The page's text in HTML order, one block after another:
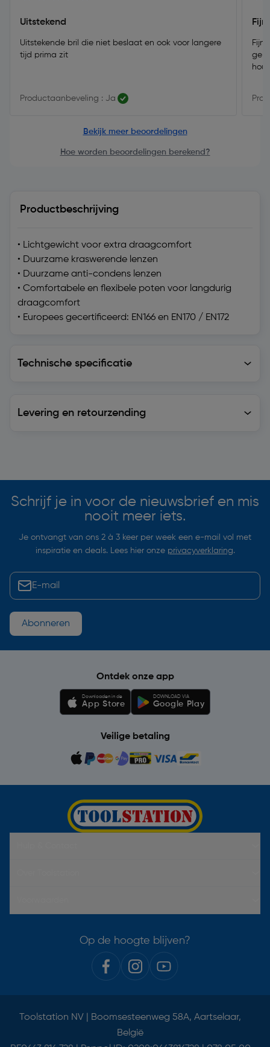
Uitstekend
Uitstekende bril die niet beslaat en ook voor langere
tijd prima zit
Productaanbeveling : Ja
Fijn
Bekijk meer beoordelingen
Hoe worden beoordelingen berekend?
Productbeschrijving
• Lichtgewicht voor extra draagcomfort
• Duurzame kraswerende lenzen
• Duurzame anti-condens lenzen
• Comfortabele en flexibele poten voor langdurig
draagcomfort
• Europees gecertificeerd: EN166 en EN170 / EN172
Technische specificatie
Levering en retourzending
Schrijf je in voor de nieuwsbrief en mis
nooit meer iets.
Je ontvangt van ons 2 à 3 keer per week een e-mail vol met
inspiratie en deals. Lees hier onze privacyverklaring.
Abonneren
Ontdek onze app
Downloaden in de
App Store
DOWNLOAD VIA
Google Play
Veilige betaling
Op de hoogte blijven?
Toolstation NV | Boomsesteenweg 58A, Aartselaar,
België